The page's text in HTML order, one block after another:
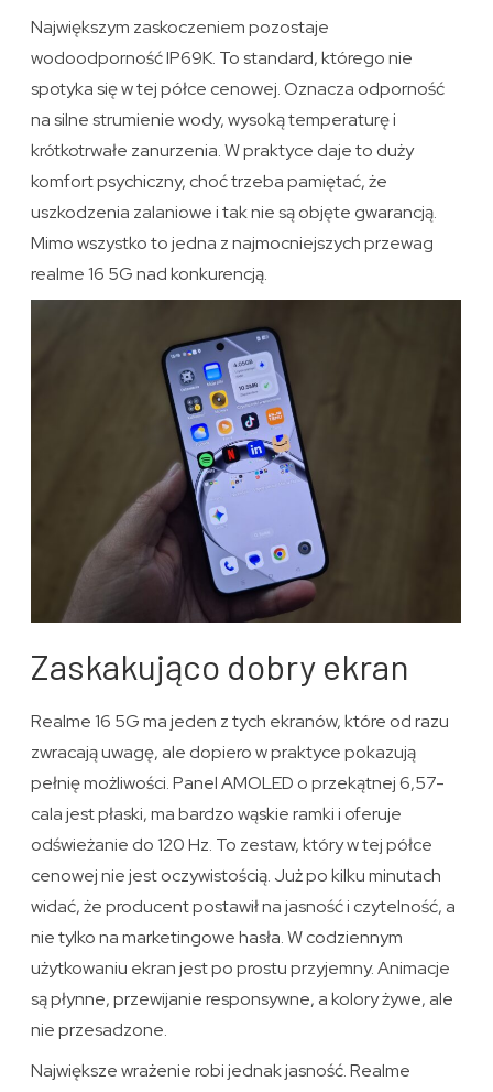
Największym zaskoczeniem pozostaje
wodoodporność IP69K. To standard, którego nie
spotyka się w tej półce cenowej. Oznacza odporność
na silne strumienie wody, wysoką temperaturę i
krótkotrwałe zanurzenia. W praktyce daje to duży
komfort psychiczny, choć trzeba pamiętać, że
uszkodzenia zalaniowe i tak nie są objęte gwarancją.
Mimo wszystko to jedna z najmocniejszych przewag
realme 16 5G nad konkurencją.
Zaskakująco dobry ekran
Realme 16 5G ma jeden z tych ekranów, które od razu
zwracają uwagę, ale dopiero w praktyce pokazują
pełnię możliwości. Panel AMOLED o przekątnej 6,57-
cala jest płaski, ma bardzo wąskie ramki i oferuje
odświeżanie do 120 Hz. To zestaw, który w tej półce
cenowej nie jest oczywistością. Już po kilku minutach
widać, że producent postawił na jasność i czytelność, a
nie tylko na marketingowe hasła. W codziennym
użytkowaniu ekran jest po prostu przyjemny. Animacje
są płynne, przewijanie responsywne, a kolory żywe, ale
nie przesadzone.
Największe wrażenie robi jednak jasność. Realme